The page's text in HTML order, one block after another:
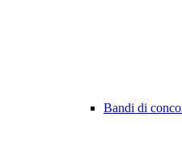
Bandi di